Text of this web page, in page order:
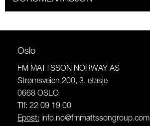
Oslo
FM MATTSSON NORWAY AS
Strømsveien 200, 3. etasje
0668 OSLO
Tlf: 22 09 19 00
Epost: info.no@fmmattssongroup.com